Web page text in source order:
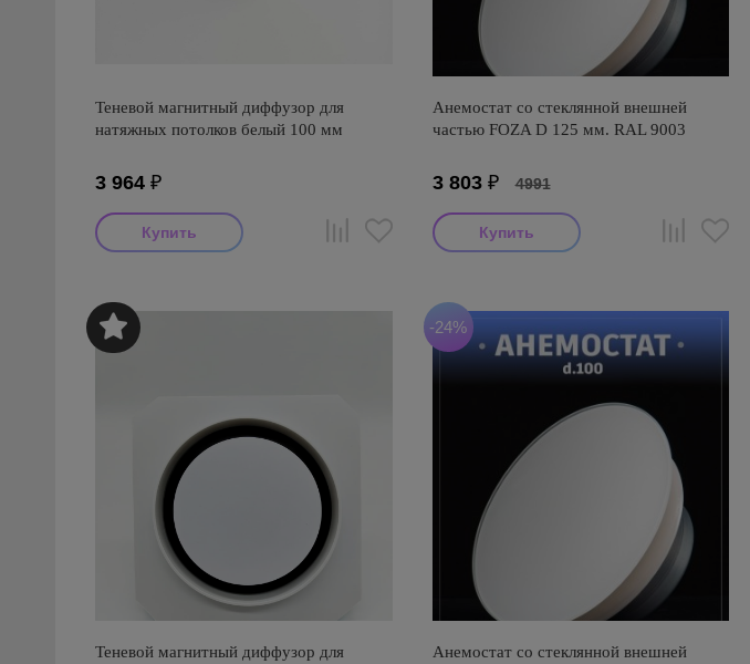
Теневой магнитный диффузор для
натяжных потолков белый 100 мм
3 964 ₽
Анемостат со стеклянной внешней
частью FOZA D 125 мм. RAL 9003
3 803₽ 4991
Теневой магнитный диффузор для
-24%
Анемостат со стеклянной внешней